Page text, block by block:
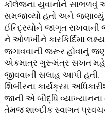
કૉલેજના યુવાનોને સાભળવું
સમજાવ્યો હતો અને જણાવ્યું
ઈન્દ્રિયોને જાગૃત
ને ઓળખીને કારકિર્દિમા
જગાવવાની જરૂર હોવાનું
એકમાત્ર ગુરૂમંત્ર સખત
જીવવાની સલાહ આપી હતી.
શિબીરના કાર્યક્રમ
જાની એ બૌદ્ધિ
તેમજ શાબ્દીક સ્વાગત